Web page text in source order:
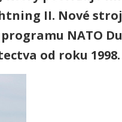
II. Nové
NATO
od roku 1998.